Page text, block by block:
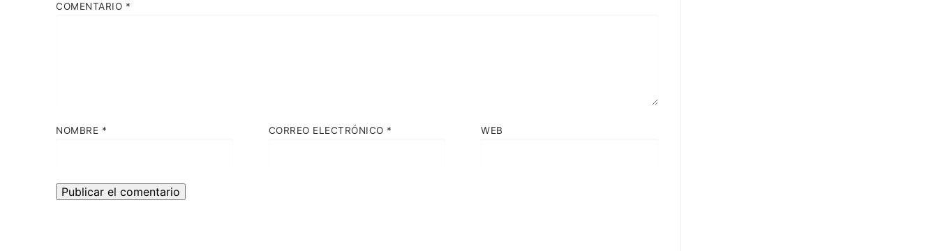
COMENTARIO *
NOMBRE * CORREO ELECTRÓNICO * WEB